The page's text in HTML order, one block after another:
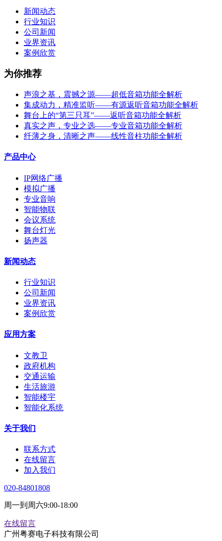
新闻动态
行业知识
公司新闻
业界资讯
案例欣赏
为你推荐
声浪之基，震撼之源——超低音箱功能全解析
集成动力，精准监听——有源返听音箱功能全解析
舞台上的“第三只耳”——返听音箱功能全解析
真实之声，专业之选——专业音箱功能全解析
纤薄之身，清晰之声——线性音柱功能全解析
产品中心
IP网络广播
模拟广播
专业音响
智能物联
会议系统
舞台灯光
扬声器
新闻动态
行业知识
公司新闻
业界资讯
案例欣赏
应用方案
文教卫
政府机构
交通运输
生活旅游
智能楼宇
智能化系统
关于我们
联系方式
在线留言
加入我们
020-84801808
周一到周六9:00-18:00
在线留言
广州粤赛电子科技有限公司